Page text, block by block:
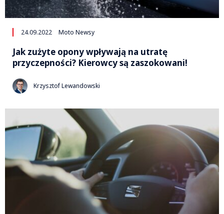
24.09.2022 Moto Newsy
Jak zużyte opony wpływają na utratę
przyczepności? Kierowcy są zaszokowani!
Krzysztof Lewandowski